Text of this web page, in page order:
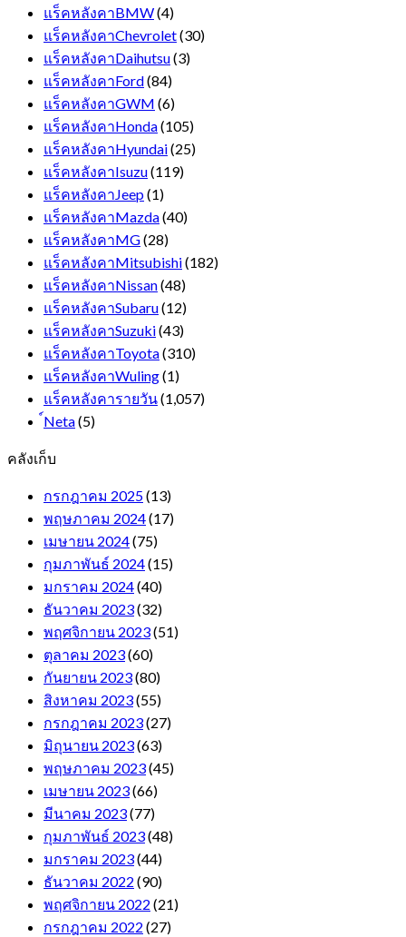
แร็คหลังคาBMW(4)
แร็คหลังคาChevrolet(30)
แร็คหลังคาDaihutsu(3)
แร็คหลังคาFord(84)
แร็คหลังคาGWM (6)
แร็คหลังคาHonda(105)
แร็คหลังคาHyundai(25)
แร็คหลังคาIsuzu(119)
แร็คหลังคาJeep(1)
แร็คหลังคาMazda(40)
แร็คหลังคาMG(28)
แร็คหลังคาMitsubishi(182)
แร็คหลังคาNissan(48)
แร็คหลังคาSubaru(12)
แร็คหลังคาSuzuki(43)
แร็คหลังคาToyota(310)
แร็คหลังคาWuling(1)
แร็คหลังคารายวัน(1,057)
์Neta(5)
คลังเก็บ
กรกฎาคม 2025(13)
พฤษภาคม 2024(17)
เมษายน 2024(75)
กุมภาพันธ์ 2024(15)
มกราคม 2024(40)
ธันวาคม 2023(32)
พฤศจิกายน 2023(51)
ตุลาคม 2023(60)
กันยายน 2023(80)
สิงหาคม 2023(55)
กรกฎาคม 2023(27)
มิถุนายน 2023(63)
พฤษภาคม 2023(45)
เมษายน 2023(66)
มีนาคม 2023(77)
กุมภาพันธ์ 2023(48)
มกราคม 2023(44)
ธันวาคม 2022 (90)
พฤศจิกายน 2022 (21)
กรกฎาคม 2022 (27)